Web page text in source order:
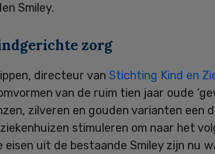
Smiley.
zorg
directeur van Stichting Kind en
van de ruim tien jaar oude
zilveren en gouden varianten een
stimuleren om naar het
eisen uit de bestaande Smiley zijn nu